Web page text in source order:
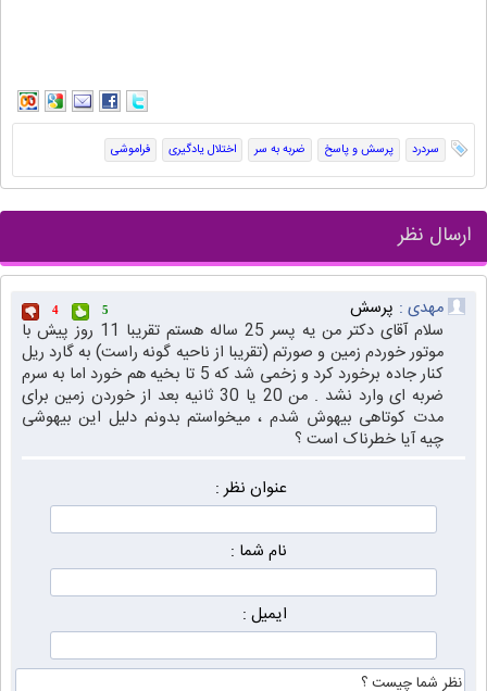
سردرد پرسش و پاسخ ضربه به سر اختلال یادگیری فراموشی
ارسال نظر
مهدی : پرسش 5
4
سلام آقای دکتر من یه پسر 25 ساله هستم تقریبا 11 روز پیش با
موتور خوردم زمین و صورتم (تقریبا از ناحیه گونه راست) به گارد ریل
کنار جاده برخورد کرد و زخمی شد که 5 تا بخیه هم خورد اما به سرم
ضربه ای وارد نشد . من 20 یا 30 ثانیه بعد از خوردن زمین برای
مدت کوتاهی بیهوش شدم ، میخواستم بدونم دلیل این بیهوشی
چیه آیا خطرناک است ؟
عنوان نظر :
نام شما :
ایمیل :